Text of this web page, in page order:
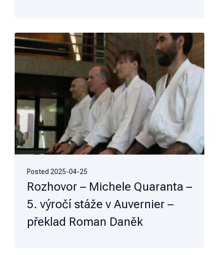
Posted 2025-04-25
Rozhovor – Michele Quaranta –
5. výročí stáže v Auvernier –
překlad Roman Daněk